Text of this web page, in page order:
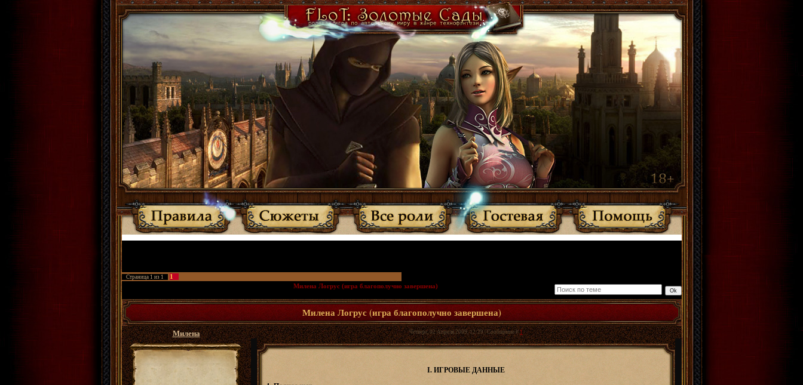
Страница 1 из 1
1
Милена Логрус (игра благополучно завершена)
Танцовщица.)
Милена Логрус (игра благополучно завершена)
Милена Четверг, 02 Апреля 2009, 12:29 | Сообщение #1
I. ИГРОВЫЕ ДАННЫЕ